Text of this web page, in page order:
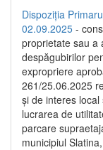
Dispoziția
02.09.2025 -
proprietate sau a
despăgubirilor
expropriere
261/25.06.2025
și de interes
lucrarea de
parcare
municipiul